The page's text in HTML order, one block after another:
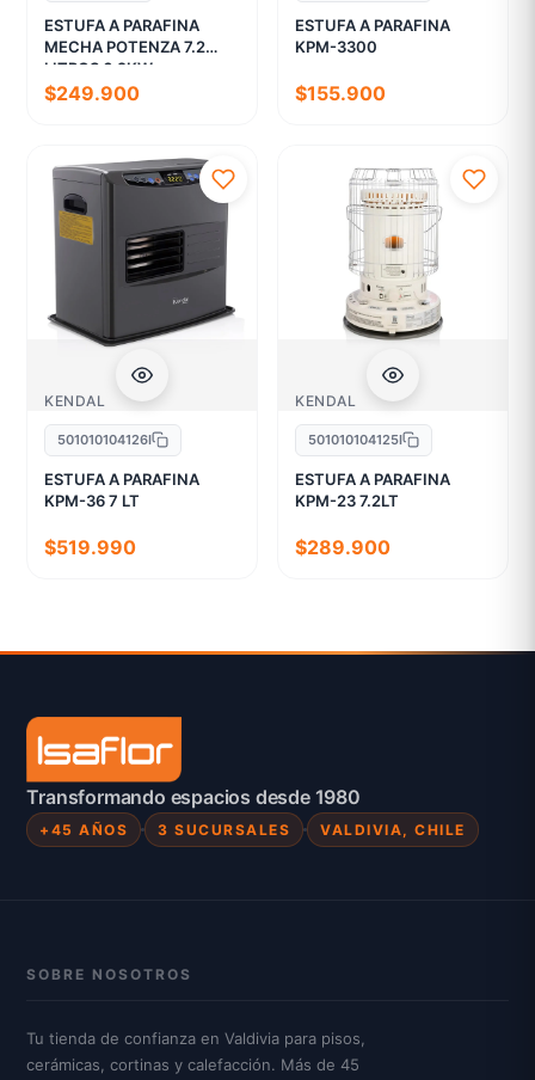
ESTUFA A PARAFINA
MECHA POTENZA 7.2
LITROS 6.2KW
$249.900
ESTUFA A PARAFINA
KPM-3300
$155.900
KENDAL
501010104126I
ESTUFA A PARAFINA
KPM-36 7 LT
$519.990
KENDAL
501010104125I
ESTUFA A PARAFINA
KPM-23 7.2LT
$289.900
Transformando espacios desde 1980
+45 AÑOS 3 SUCURSALES VALDIVIA, CHILE
SOBRE NOSOTROS
Tu tienda de confianza en Valdivia para pisos,
cerámicas, cortinas y calefacción. Más de 45